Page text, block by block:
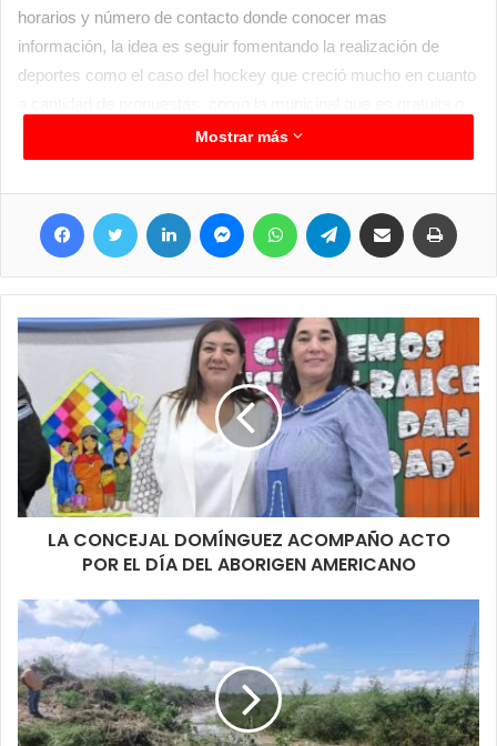
horarios y número de contacto donde conocer mas
información, la idea es seguir fomentando la realización de
deportes como el caso del hockey que creció mucho en cuanto
caso de escuelas privadas que son alternativas muy requeridas
y esta es una de ellas.
Mostrar más
LA CONCEJAL DOMÍNGUEZ ACOMPAÑO ACTO
POR EL DÍA DEL ABORIGEN AMERICANO